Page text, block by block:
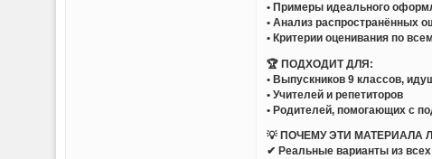
• Примеры идеального
• Анализ распространённых
• Критерии оценивания по
🏆 ПОДХОДИТ ДЛЯ:
• Выпускников 9 классов,
• Учителей и репетиторов
• Родителей, помогающих с
💡 ПОЧЕМУ ЭТИ МАТЕРИАЛА
✔ Реальные варианты из всех